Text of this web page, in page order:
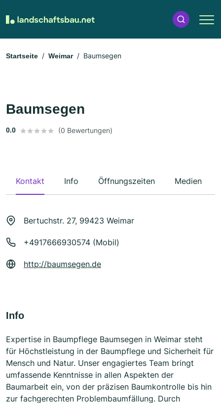
Startseite Weimar Baumsegen
Baumsegen
0.0 (0 Bewertungen)
Kontakt Info Öffnungszeiten Medien
Bertuchstr. 27, 99423 Weimar
+4917666930574 (Mobil)
http://baumsegen.de
Info
Expertise in Baumpflege Baumsegen in Weimar steht
für Höchstleistung in der Baumpflege und Sicherheit für
Mensch und Natur. Unser engagiertes Team bringt
umfassende Kenntnisse in allen Aspekten der
Baumarbeit ein, von der präzisen Baumkontrolle bis hin
zur fachgerechten Problembaumfällung. Durch